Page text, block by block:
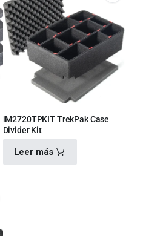
iM2720TPKIT TrekPak Case
Divider Kit
Leer más